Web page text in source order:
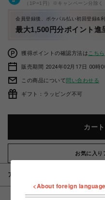
（1P=1円）※キャンペーン分除く
会員登録後、ポケパル払い初回登録&
最大1,500円分ポイント進
獲得ポイントの確認方法は こちら
販売期間 2024年02月17日 00時
この商品について問い合わせる
ギフト：ラッピング不可
カー
お気に入り
アイテム説明 / 素材
<About foreign